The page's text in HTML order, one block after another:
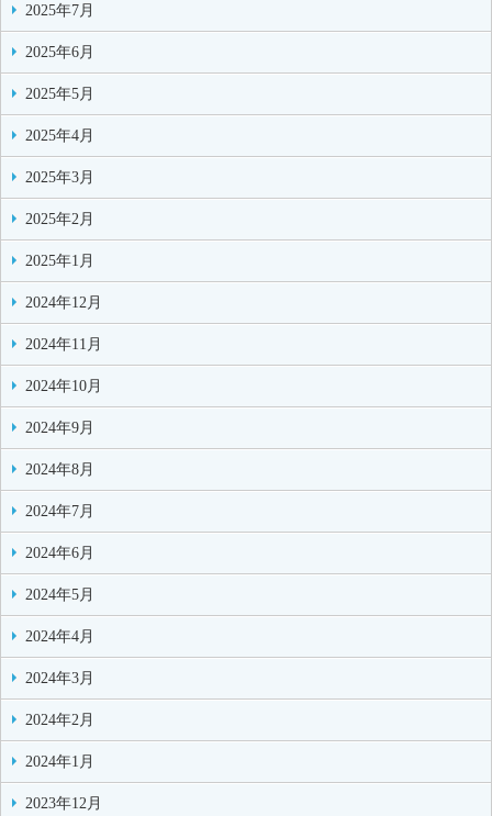
2025年7月
2025年6月
2025年5月
2025年4月
2025年3月
2025年2月
2025年1月
2024年12月
2024年11月
2024年10月
2024年9月
2024年8月
2024年7月
2024年6月
2024年5月
2024年4月
2024年3月
2024年2月
2024年1月
2023年12月